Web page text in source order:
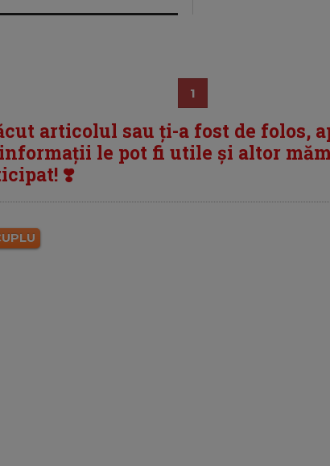
1
articolul sau ți-a fost de folos,
le pot fi utile și altor
❣️